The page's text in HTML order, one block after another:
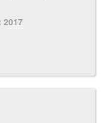
2017